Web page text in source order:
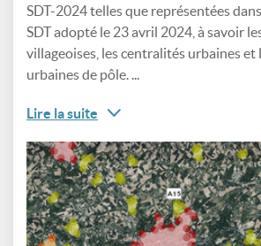
SDT-2024 telles que représentées
SDT adopté le 23 avril 2024, à savoir
villageoises, les centralités urbaines et
urbaines de pôle. ...
Lire la suite